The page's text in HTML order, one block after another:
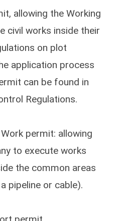
allowing the Working
civil works inside their
on plot
application process
can be found in
Regulations.
permit: allowing
to execute works
the common areas
pipeline or cable).